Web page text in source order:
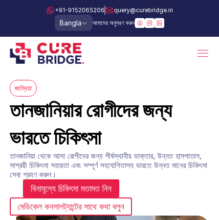
+91-9152065206 query@curebridge.in
Select Language
Bangla আমাদের অনুসরণ করুন
জাম্বিয়া
তানজানিয়ার রোগীদের জন্য
ভারতে চিকিৎসা
তানজানিয়া থেকে আসা রোগীদের জন্য শীর্ষস্থানীয় ডাক্তার, উন্নত হাসপাতাল,
সাশ্রয়ী চিকিৎসা সহায়তা এবং সম্পূর্ণ সহযোগিতাসহ ভারতে উন্নত মানের চিকিৎসা
সেবা গ্রহণ করুন।
বিনামূল্যে চিকিৎসা মতামত নিন
মেডিকেল কনসালট্যান্টের সাথে কথা বলুন